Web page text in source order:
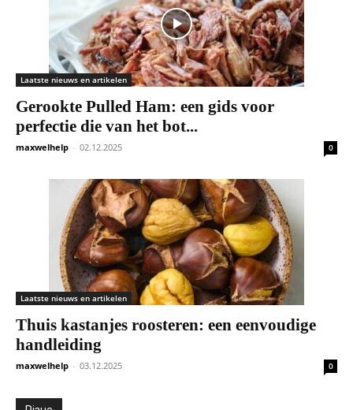
Laatste nieuws en artikelen
Gerookte Pulled Ham: een gids voor
perfectie die van het bot...
maxwelhelp - 02.12.2025 0
Laatste nieuws en artikelen
Thuis kastanjes roosteren: een eenvoudige
handleiding
maxwelhelp - 03.12.2025 0